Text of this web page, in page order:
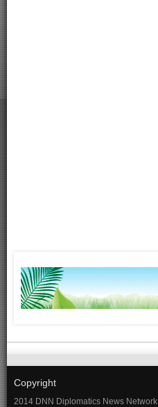
Copyright
2014 DNN Diplomatics News Network